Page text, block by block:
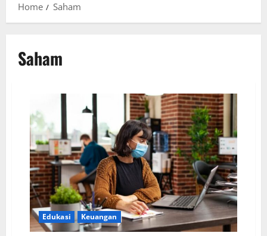
Home Saham
Saham
Edukasi Keuangan